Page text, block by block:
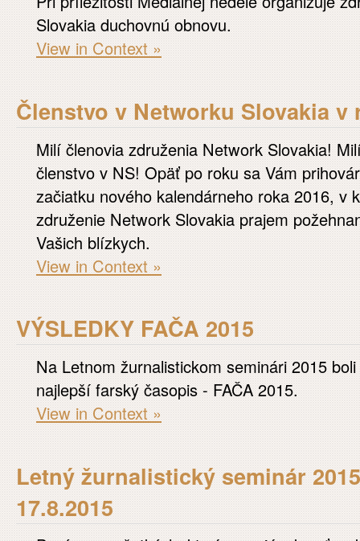
Slovakia duchovnú obnovu.
View in Context »
Členstvo v Networku Slovakia v
Milí členovia združenia Network Slovakia!
členstvo v NS! Opäť po roku sa Vám
začiatku nového kalendárneho roka 2016, v
združenie Network Slovakia prajem
Vašich blízkych.
View in Context »
VÝSLEDKY FAČA 2015
Na Letnom žurnalistickom seminári 2015
najlepší farský časopis - FAČA 2015.
View in Context »
Letný žurnalistický seminár
17.8.2015